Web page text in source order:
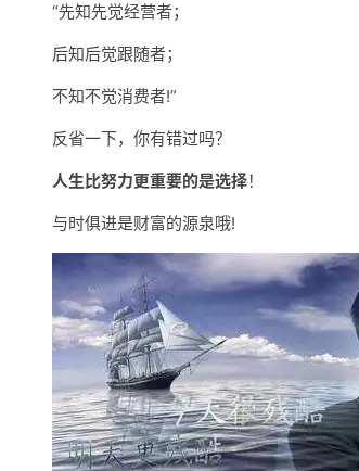
“先知先觉经营者；
后知后觉跟随者；
不知不觉消费者!”
反省一下，你有错过吗？
人生比努力更重要的是选择！
与时俱进是财富的源泉哦!